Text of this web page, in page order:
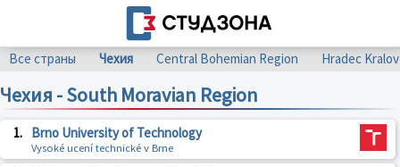
Все страны Чехия Central Bohemian Region Hradec
Чехия - South Moravian Region
1. Brno University of Technology
Vysoké ucení technické v Brne